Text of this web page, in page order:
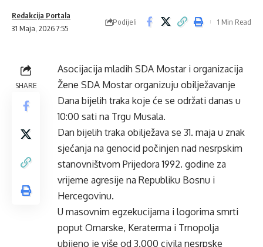
31 Maja, 2026 7:55
Redakcija Portala
Podijeli 1 Min Read
SHARE
Asocijacija mladih SDA Mostar i organizacija
Žene SDA Mostar organizuju obilježavanje
Dana bijelih traka koje će se održati danas u
10:00 sati na Trgu Musala.
Dan bijelih traka obilježava se 31. maja u znak
sjećanja na genocid počinjen nad nesrpskim
stanovništvom Prijedora 1992. godine za
vrijeme agresije na Republiku Bosnu i
Hercegovinu.
U masovnim egzekucijama i logorima smrti
poput Omarske, Keraterma i Trnopolja
ubijeno je više od 3.000 civila nesrpske